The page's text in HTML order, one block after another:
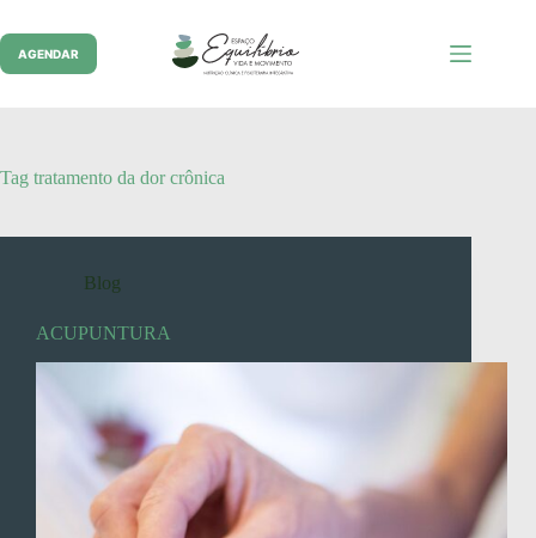
para
conteúdo
AGENDAR
Tag tratamento da dor crônica
Blog
ACUPUNTURA